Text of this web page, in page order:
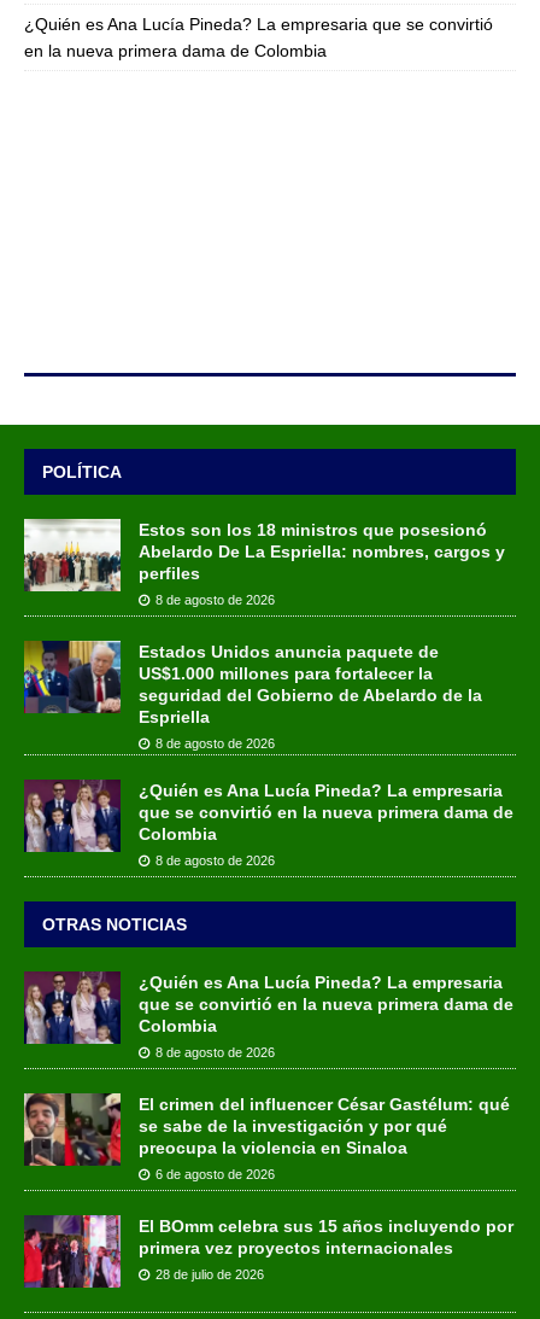
¿Quién es Ana Lucía Pineda? La empresaria que se convirtió
en la nueva primera dama de Colombia
POLÍTICA
Estos son los 18 ministros que posesionó
Abelardo De La Espriella: nombres, cargos y
perfiles
8 de agosto de 2026
Estados Unidos anuncia paquete de
US$1.000 millones para fortalecer la
seguridad del Gobierno de Abelardo de la
Espriella
8 de agosto de 2026
¿Quién es Ana Lucía Pineda? La empresaria
que se convirtió en la nueva primera dama de
Colombia
8 de agosto de 2026
OTRAS NOTICIAS
¿Quién es Ana Lucía Pineda? La empresaria
que se convirtió en la nueva primera dama de
Colombia
8 de agosto de 2026
El crimen del influencer César Gastélum: qué
se sabe de la investigación y por qué
preocupa la violencia en Sinaloa
6 de agosto de 2026
El BOmm celebra sus 15 años incluyendo por
primera vez proyectos internacionales
28 de julio de 2026